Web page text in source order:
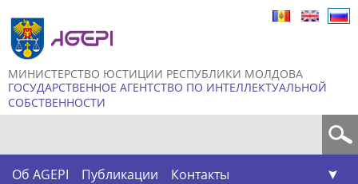
МИНИСТЕРСТВО ЮСТИЦИИ РЕСПУБЛИКИ МОЛДОВА
ГОСУДАРСТВЕННОЕ АГЕНТСТВО ПО ИНТЕЛЛЕКТУАЛЬНОЙ
СОБСТВЕННОСТИ
Об AGEPI Публикации Контакты